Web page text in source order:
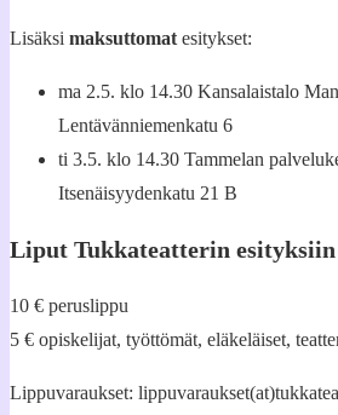
Lisäksi maksuttomatesitykset:
ma 2.5. klo 14.30 Kansalaistalo
Lentävänniemenkatu 6
ti 3.5. klo 14.30 Tammelan
Itsenäisyydenkatu 21 B
Liput Tukkateatterin esityksiin
10 € peruslippu
5 € opiskelijat, työttömät, eläkeläiset,
Lippuvaraukset: